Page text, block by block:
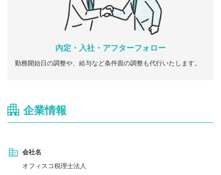
内定・入社・アフターフォロー
勤務開始日の調整や、給与など条件面の調整も代行いたします。
企業情報
会社名
オフィスコ税理士法人